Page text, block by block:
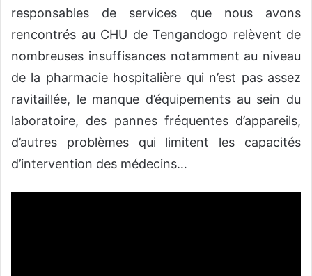
responsables de services que nous avons
rencontrés au CHU de Tengandogo relèvent de
nombreuses insuffisances notamment au niveau
de la pharmacie hospitalière qui n’est pas assez
ravitaillée, le manque d’équipements au sein du
laboratoire, des pannes fréquentes d’appareils,
d’autres problèmes qui limitent les capacités
d’intervention des médecins…